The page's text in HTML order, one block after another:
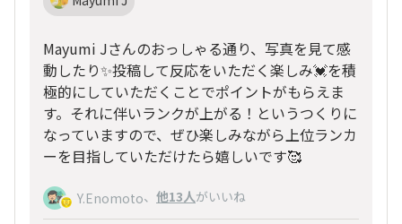
Mayumi Jさんのおっしゃる通り、写真を見て感
動したり✨投稿して反応をいただく楽しみ💓を積
極的にしていただくことでポイントがもらえま
す。それに伴いランクが上がる！というつくりに
なっていますので、ぜひ楽しみながら上位ランカ
ーを目指していただけたら嬉しいです🥰
Y.Enomoto、 他13人がいいね